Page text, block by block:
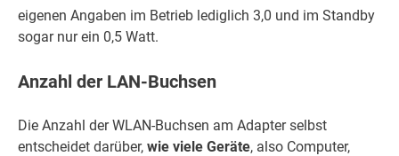
eigenen Angaben im Betrieb lediglich 3,0 und im Standby
sogar nur ein 0,5 Watt.
Anzahl der LAN-Buchsen
Die Anzahl der WLAN-Buchsen am Adapter selbst
entscheidet darüber, wie viele Geräte, also Computer,